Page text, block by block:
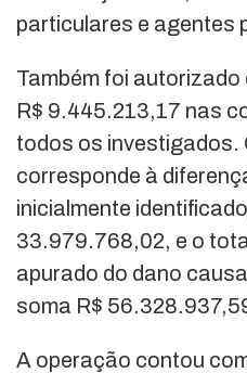
particulares e agentes
Também foi autorizado
R$ 9.445.213,17 nas
todos os investigados.
corresponde à
inicialmente
33.979.768,02, e o
apurado do dano
soma R$
A operação contou